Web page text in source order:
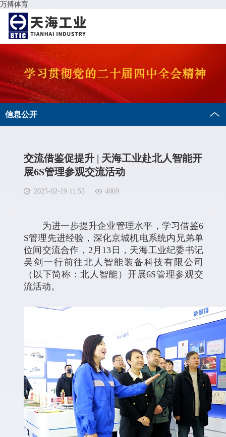
万搏体育
信息公开
交流借鉴促提升 | 天海工业赴北人智能开
展6S管理参观交流活动
2025-02-19 11:53 4069
为进一步提升企业管理水平，学习借鉴6
S管理先进经验，深化京城机电系统内兄弟单
位间交流合作，2月13日，天海工业纪委书记
吴剑一行前往北人智能装备科技有限公司
（以下简称：北人智能）开展6S管理参观交
流活动。